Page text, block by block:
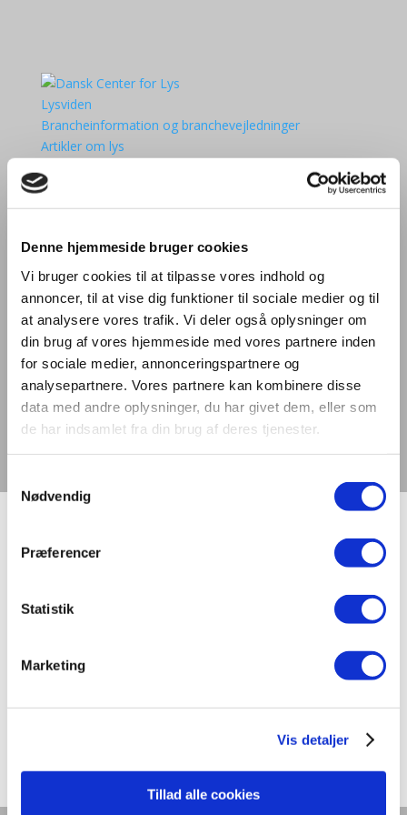
Denne hjemmeside bruger cookies
Vi bruger cookies til at tilpasse vores indhold og
annoncer, til at vise dig funktioner til sociale medier og til
at analysere vores trafik. Vi deler også oplysninger om
din brug af vores hjemmeside med vores partnere inden
for sociale medier, annonceringspartnere og
analysepartnere. Vores partnere kan kombinere disse
data med andre oplysninger, du har givet dem, eller som
de har indsamlet fra din brug af deres tjenester.
Nødvendig
Præferencer
Statistik
Marketing
Vis detaljer
Tillad alle cookies
Lysviden
Brancheinformation og branchevejledninger
Artikler om lys
Kurser
Aktiviteter
Den Danske Lyspris
Møder
Kurser og seminarer
Bliv European Lighting Expert
Kalender
Om DCL
Medlemmer af DCL
Bliv medlem
Kontakt os
Tilmeld dig nyhedsbrev
Vælg en side
Forside»Samarbejdspartnere
International laboratoriesammenligning vedr. måling af
TLM/flimmer fra LED-produkter
laboratoriesammenligning
Dynamisk belysning skal styrke trivsel og bundlinje
Light + Building 2026